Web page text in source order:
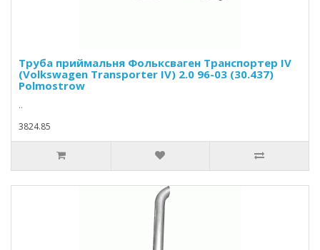
Труба приймальня Фольксваген Транспортер IV
(Volkswagen Transporter IV) 2.0 96-03 (30.437)
Polmostrow
..
3824.85